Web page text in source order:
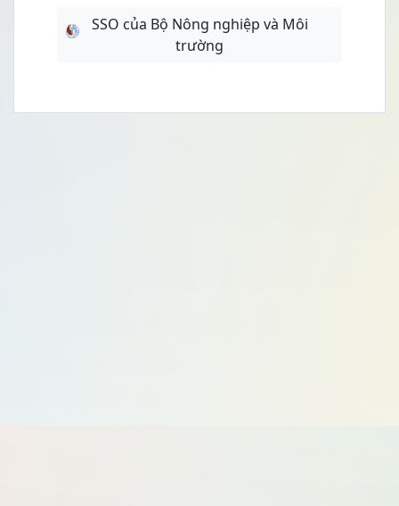
SSO của Bộ Nông nghiệp và Môi
trường